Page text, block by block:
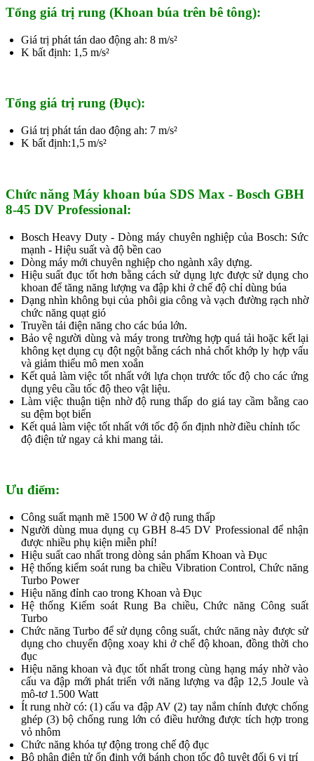
Tổng giá trị rung (Khoan búa trên bê tông):
Giá trị phát tán dao động ah: 8 m/s²
K bất định: 1,5 m/s²
Tổng giá trị rung (Đục):
Giá trị phát tán dao động ah: 7 m/s²
K bất định:1,5 m/s²
Chức năng Máy khoan búa SDS Max - Bosch GBH
8-45 DV Professional:
Bosch Heavy Duty - Dòng máy chuyên nghiệp của Bosch: Sức
mạnh - Hiệu suất và độ bền cao
Dòng máy mới chuyên nghiệp cho ngành xây dựng.
Hiệu suất đục tốt hơn bằng cách sử dụng lực được sử dụng cho
khoan để tăng năng lượng va đập khi ở chế độ chỉ dùng búa
Dạng nhìn không bụi của phôi gia công và vạch đường rạch nhờ
chức năng quạt gió
Truyền tải điện năng cho các búa lớn.
Bảo vệ người dùng và máy trong trường hợp quá tải hoặc kết lại
không kẹt dụng cụ đột ngột bằng cách nhả chốt khớp ly hợp vấu
và giảm thiểu mô men xoắn
Kết quả làm việc tốt nhất với lựa chọn trước tốc độ cho các ứng
dụng yêu cầu tốc độ theo vật liệu.
Làm việc thuận tiện nhờ độ rung thấp do giá tay cầm bằng cao
su đệm bọt biển
Kết quả làm việc tốt nhất với tốc độ ổn định nhờ điều chỉnh tốc
độ điện tử ngay cả khi mang tải.
Ưu điểm:
Công suất mạnh mẽ 1500 W ở độ rung thấp
Người dùng mua dụng cụ GBH 8-45 DV Professional để nhận
được nhiều phụ kiện miễn phí!
Hiệu suất cao nhất trong dòng sản phẩm Khoan và Đục
Hệ thống kiểm soát rung ba chiều Vibration Control, Chức năng
Turbo Power
Hiệu năng đỉnh cao trong Khoan và Đục
Hệ thống Kiếm soát Rung Ba chiều, Chức năng Công suất
Turbo
Chức năng Turbo để sử dụng công suất, chức năng này được sử
dụng cho chuyển động xoay khi ở chế độ khoan, đồng thời cho
đục
Hiệu năng khoan và đục tốt nhất trong cùng hạng máy nhờ vào
cấu va đập mới phát triển với năng lượng va đập 12,5 Joule và
mô-tơ 1.500 Watt
Ít rung nhờ có: (1) cấu va đập AV (2) tay nắm chính được chống
ghép (3) bộ chống rung lớn có điều hưởng được tích hợp trong
vỏ nhôm
Chức năng khóa tự động trong chế độ đục
Bộ phận điện tử ổn định với bánh chọn tốc độ tuyệt đối 6 vị trí